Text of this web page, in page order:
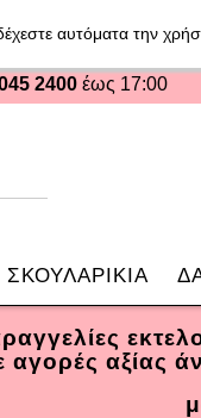
αυτόματα την
2400 έως 17:00
ΣΚΟΥΛΑΡΙΚΙΑ
αγορές αξίας